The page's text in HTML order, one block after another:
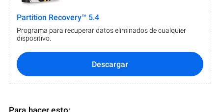
Partition Recovery™ 5.4
Programa para recuperar datos eliminados de cualquier
dispositivo.
Descargar